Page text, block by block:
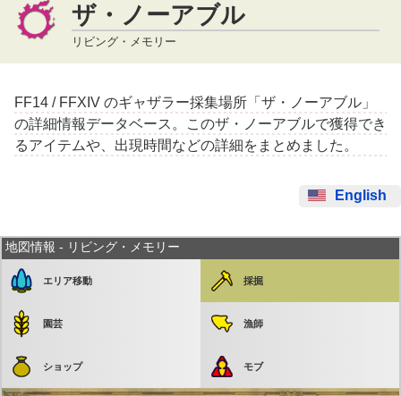
ザ・ノーアブル
リビング・メモリー
FF14 / FFXIV のギャザラー採集場所「ザ・ノーアブル」
の詳細情報データベース。このザ・ノーアブルで獲得でき
るアイテムや、出現時間などの詳細をまとめました。
English
地図情報 - リビング・メモリー
エリア移動 採掘
園芸 漁師
ショップ モブ